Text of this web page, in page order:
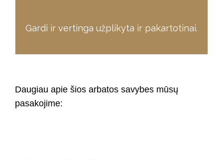
Gardi ir vertinga užplikyta ir pakartotinai.
Daugiau apie šios arbatos savybes mūsų
pasakojime: